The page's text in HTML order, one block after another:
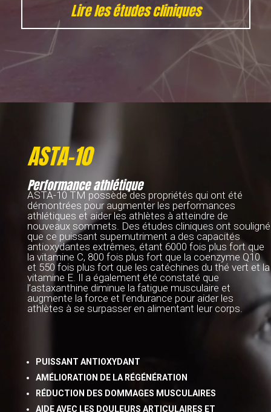
Lire les études cliniques
ASTA-10
Performance athlétique
ASTA-10 TM possède des propriétés qui ont été
démontrées pour augmenter les performances
athlétiques et aider les athlètes à atteindre de
nouveaux sommets. Des études cliniques ont souligné
que ce puissant supernutriment a des capacités
antioxydantes extrêmes, étant 6000 fois plus fort que
la vitamine C, 800 fois plus fort que la coenzyme Q10
et 550 fois plus fort que les catéchines du thé vert et la
vitamine E. Il a également été constaté que
l’astaxanthine diminue la fatigue musculaire et
augmente la force et l’endurance pour aider les
athlètes à se surpasser en alimentant leur corps.
PUISSANT ANTIOXYDANT
AMÉLIORATION DE LA RÉGÉNÉRATION
RÉDUCTION DES DOMMAGES MUSCULAIRES
AIDE AVEC LES DOULEURS ARTICULAIRES ET